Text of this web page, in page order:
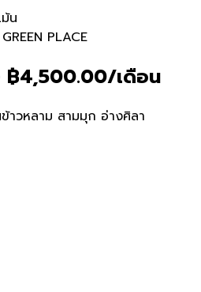
น
งแสน -
PLACE
4,500.00/เดือน
าวหลาม สามมุก อ่างศิลา